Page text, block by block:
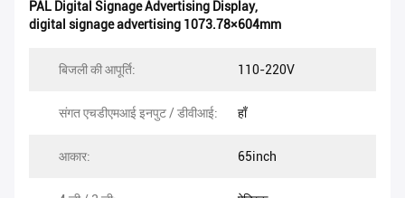
PAL Digital Signage Advertising Display,
digital signage advertising 1073.78×604mm
बिजली की आपूर्ति: 110-220V
संगत एचडीएमआई इनपुट / डीवीआई: हाँ
आकार: 65inch